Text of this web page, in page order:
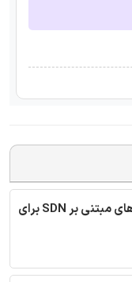
ترجمه مقاله امنیت انتقال داده های مبتنی بر SDN برای